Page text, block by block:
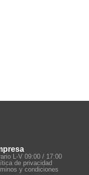
L-V 09:00 / 17:00
de privacidad
y condiciones